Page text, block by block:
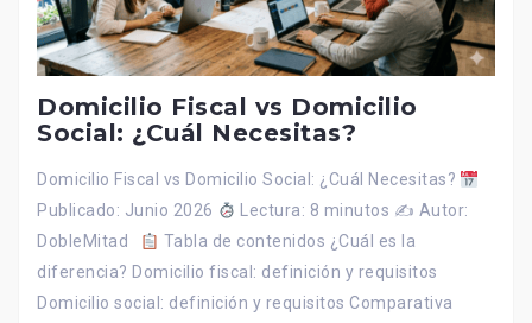
Domicilio Fiscal vs Domicilio
Social: ¿Cuál Necesitas?
Domicilio Fiscal vs Domicilio Social: ¿Cuál Necesitas?
Publicado: Junio 2026
Lectura: 8 minutos ✍ Autor:
DobleMitad
Tabla de contenidos ¿Cuál es la
diferencia? Domicilio fiscal: definición y requisitos
Domicilio social: definición y requisitos Comparativa